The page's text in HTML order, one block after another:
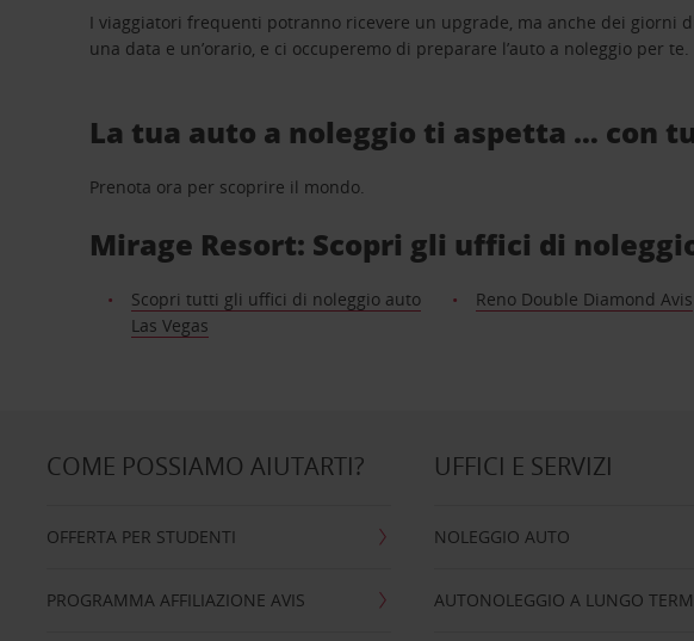
I viaggiatori frequenti potranno ricevere un upgrade, ma anche dei
una data e un’orario, e ci occuperemo di preparare l’auto a noleggio per te.
La tua auto a noleggio ti aspetta … con
Prenota ora per scoprire il mondo.
Mirage Resort: Scopri gli uffici di
Scopri tutti gli uffici di noleggio auto
Las Vegas
Reno Double Diamond Avis
COME POSSIAMO AIUTARTI?
OFFERTA PER STUDENTI
PROGRAMMA AFFILIAZIONE AVIS
UFFICI E SERVIZI
NOLEGGIO AUTO
AUTONOLEGGIO A LUNGO